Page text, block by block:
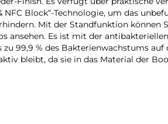
Block“-Technologie, um das
Mit der Standfunktion können
ansehen. Es ist mit der
99,9 % des Bakterienwachstums auf
bleibt, da sie in das Material der